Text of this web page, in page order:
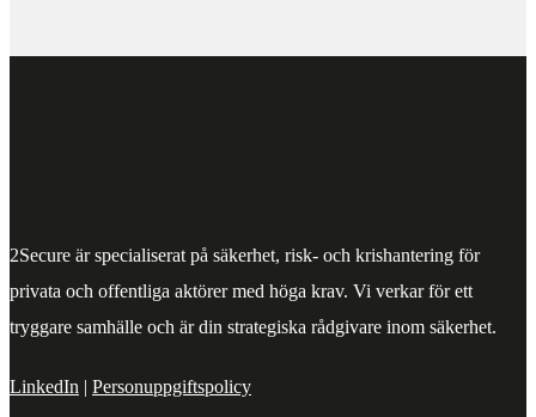
2Secure är specialiserat på säkerhet, risk- och krishantering för
privata och offentliga aktörer med höga krav. Vi verkar för ett
tryggare samhälle och är din strategiska rådgivare inom säkerhet.
LinkedIn | Personuppgiftspolicy